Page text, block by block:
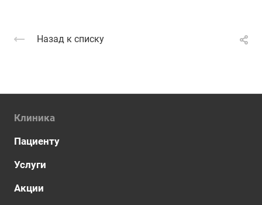
Назад к списку
Клиника
Пациенту
Услуги
Акции